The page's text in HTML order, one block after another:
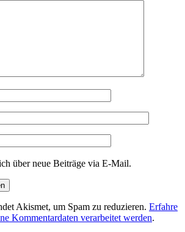
über neue Beiträge via E-Mail.
Akismet, um Spam zu reduzieren. Erfahre
Kommentardaten verarbeitet werden.